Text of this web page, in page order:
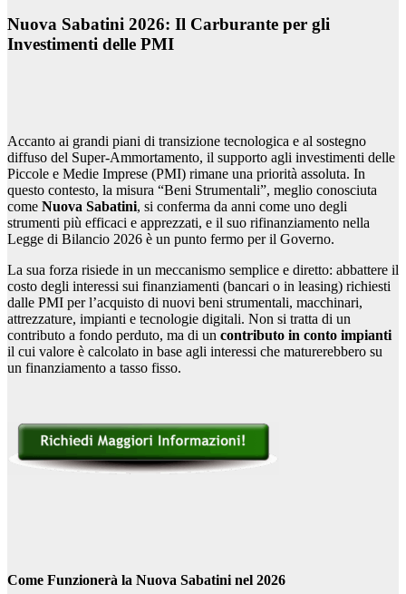
Nuova Sabatini 2026: Il Carburante per gli
Investimenti delle PMI
Accanto ai grandi piani di transizione tecnologica e al sostegno
diffuso del Super-Ammortamento, il supporto agli investimenti delle
Piccole e Medie Imprese (PMI) rimane una priorità assoluta. In
questo contesto, la misura “Beni Strumentali”, meglio conosciuta
come Nuova Sabatini, si conferma da anni come uno degli
strumenti più efficaci e apprezzati, e il suo rifinanziamento nella
Legge di Bilancio 2026 è un punto fermo per il Governo.
La sua forza risiede in un meccanismo semplice e diretto: abbattere il
costo degli interessi sui finanziamenti (bancari o in leasing) richiesti
dalle PMI per l’acquisto di nuovi beni strumentali, macchinari,
attrezzature, impianti e tecnologie digitali. Non si tratta di un
contributo a fondo perduto, ma di un contributo in conto impianti
il cui valore è calcolato in base agli interessi che maturerebbero su
un finanziamento a tasso fisso.
Come Funzionerà la Nuova Sabatini nel 2026